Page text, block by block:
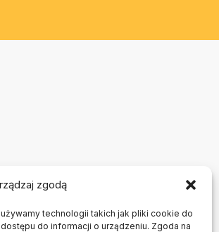
zgodą
technologii takich jak pliki cookie do
do informacji o urządzeniu. Zgoda na